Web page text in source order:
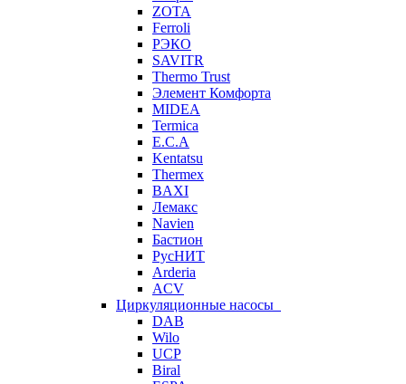
ZOTA
Ferroli
РЭКО
SAVITR
Thermo Trust
Элемент Комфорта
MIDEA
Termica
E.C.A
Kentatsu
Thermex
BAXI
Лемакс
Navien
Бастион
РусНИТ
Arderia
ACV
Циркуляционные насосы
DAB
Wilo
UCP
Biral